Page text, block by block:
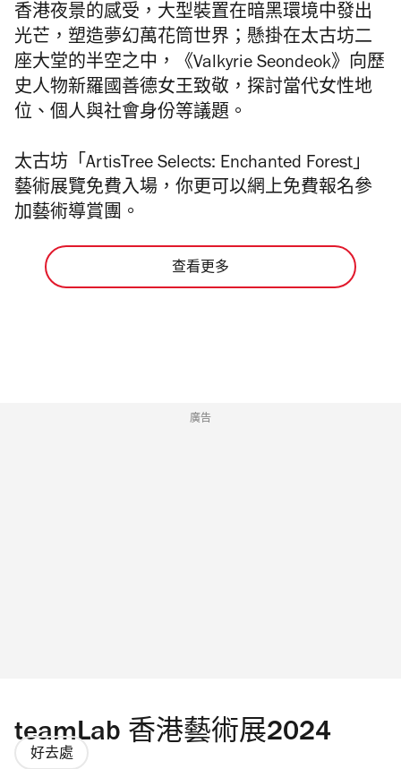
香港夜景的感受，大型裝置在暗黑環境中發出
光芒，塑造夢幻萬花筒世界；懸掛在太古坊二
座大堂的半空之中，《Valkyrie Seondeok》向歷
史人物新羅國善德女王致敬，探討當代女性地
位、個人與社會身份等議題。
太古坊「ArtisTree Selects: Enchanted Forest」
藝術展覽免費入場，你更可以網上免費報名參
加藝術導賞團。
查看更多
廣告
teamLab 香港藝術展2024
好去處